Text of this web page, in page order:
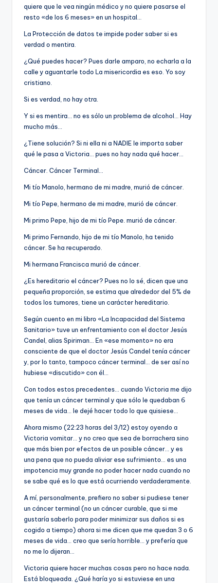
quiere que le vea ningún médico y no quiere pasarse el
resto «de los 6 meses» en un hospital…
La Protección de datos te impide poder saber si es
verdad o mentira.
¿Qué puedes hacer? Pues darle amparo, no echarla a la
calle y aguantarle todo La misericordia es eso. Yo soy
cristiano.
Si es verdad, no hay otra.
Y si es mentira… no es sólo un problema de alcohol… Hay
mucho más…
¿Tiene solución? Si ni ella ni a NADIE le importa saber
qué le pasa a Victoria… pues no hay nada qué hacer…
Cáncer. Cáncer Terminal…
Mi tío Manolo, hermano de mi madre, murió de cáncer.
Mi tío Pepe, hermano de mi madre, murió de cáncer.
Mi primo Pepe, hijo de mi tío Pepe. murió de cáncer.
Mi primo Fernando, hijo de mi tío Manolo, ha tenido
cáncer. Se ha recuperado.
Mi hermana Francisca murió de cáncer.
¿Es hereditario el cáncer? Pues no lo sé, dicen que una
pequeña proporción, se estima que alrededor del 5% de
todos los tumores, tiene un carácter hereditario.
Según cuento en mi libro «La Incapacidad del Sistema
Sanitario» tuve un enfrentamiento con el doctor Jesús
Candel, alias Spiriman… En «ese momento» no era
consciente de que el doctor Jesús Candel tenía cáncer
y, por lo tanto, tampoco cáncer terminal… de ser así no
hubiese «discutido» con él…
Con todos estos precedentes… cuando Victoria me dijo
que tenía un cáncer terminal y que sólo le quedaban 6
meses de vida… le dejé hacer todo lo que quisiese…
Ahora mismo (22:23 horas del 3/12) estoy oyendo a
Victoria vomitar… y no creo que sea de borrachera sino
que más bien por efectos de un posible cáncer… y es
una pena que no pueda aliviar ese sufrimiento… es una
impotencia muy grande no poder hacer nada cuando no
se sabe qué es lo que está ocurriendo verdaderamente.
A mí, personalmente, prefiero no saber si pudiese tener
un cáncer terminal (no un cáncer curable, que si me
gustaría saberlo para poder minimizar sus daños si es
cogido a tiempo) ahora si me dicen que me quedan 3 o 6
meses de vida… creo que sería horrible… y prefería que
no me lo dijeran…
Victoria quiere hacer muchas cosas pero no hace nada.
Está bloqueada. ¿Qué haría yo si estuviese en una